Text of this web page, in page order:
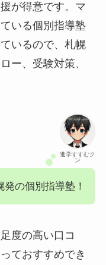
が得意です。マ
いる個別指導塾
いるので、札幌
ー、受験対策、
進学すすむク
ン
の個別指導塾！
度の高い口コ
ておすすめでき